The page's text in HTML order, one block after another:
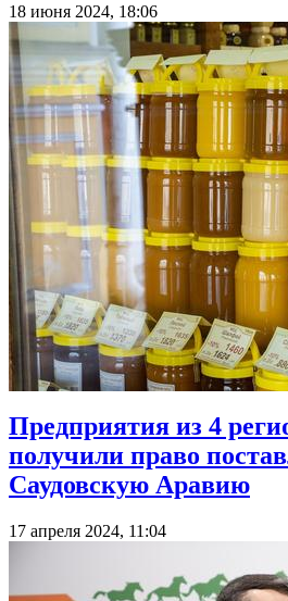
18 июня 2024, 18:06
Предприятия из 4
получили право
Саудовскую Аравию
17 апреля 2024, 11:04